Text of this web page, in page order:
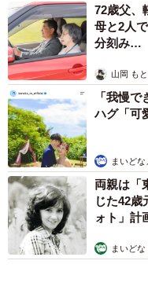
72歳父、
母と2人
分刻み…
山岡 も
「我慢
ハグ「可
まいどな
両親は「
じた42歳
ォト」計
まいどな